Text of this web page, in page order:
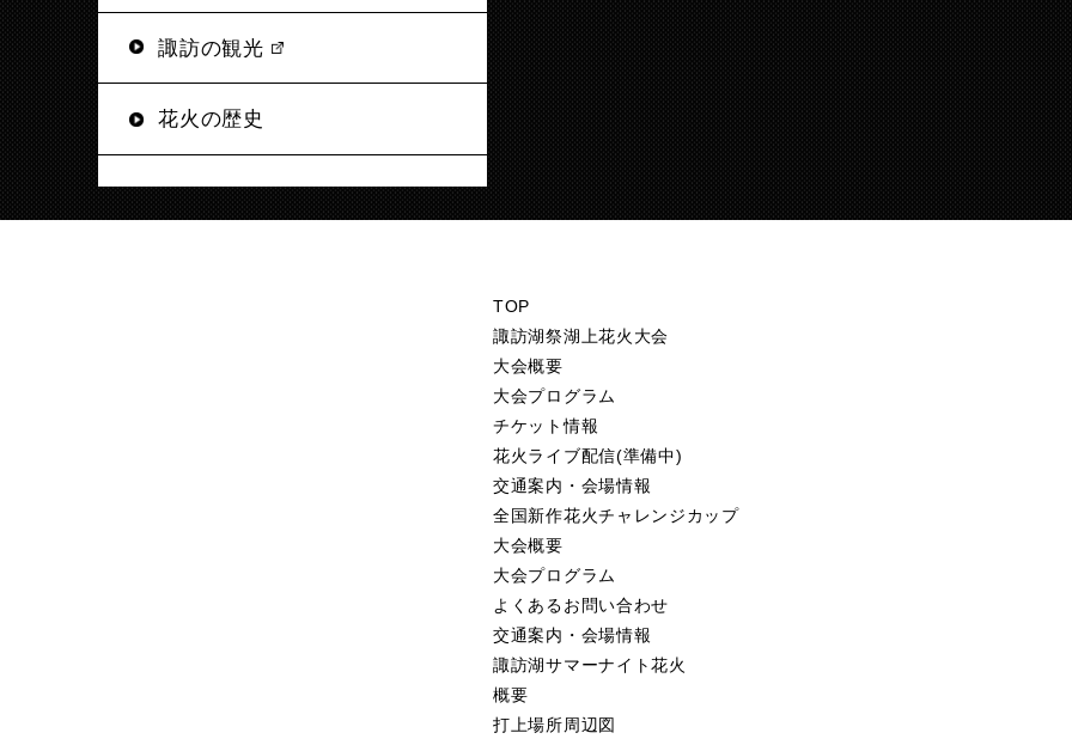
諏訪の観光
花火の歴史
TOP
諏訪湖祭湖上花火大会
大会概要
大会プログラム
チケット情報
花火ライブ配信(準備中)
交通案内・会場情報
全国新作花火チャレンジカップ
大会概要
大会プログラム
よくあるお問い合わせ
交通案内・会場情報
諏訪湖サマーナイト花火
概要
打上場所周辺図